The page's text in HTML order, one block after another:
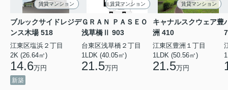
賃貸マンション
ブルックサイドレジデ
ンス木場 518
江東区塩浜２丁目
2K (26.64㎡)
14.6万円
新築
賃貸マンション
ＧＲＡＮ ＰＡＳＥＯ
浅草橋Ⅱ 903
台東区浅草橋２丁目
1LDK (40.05㎡)
21.5万円
賃貸マンション
キャナルスクウェア豊
洲 410
江東区豊洲１丁目
1LDK (50.56㎡)
21.5万円